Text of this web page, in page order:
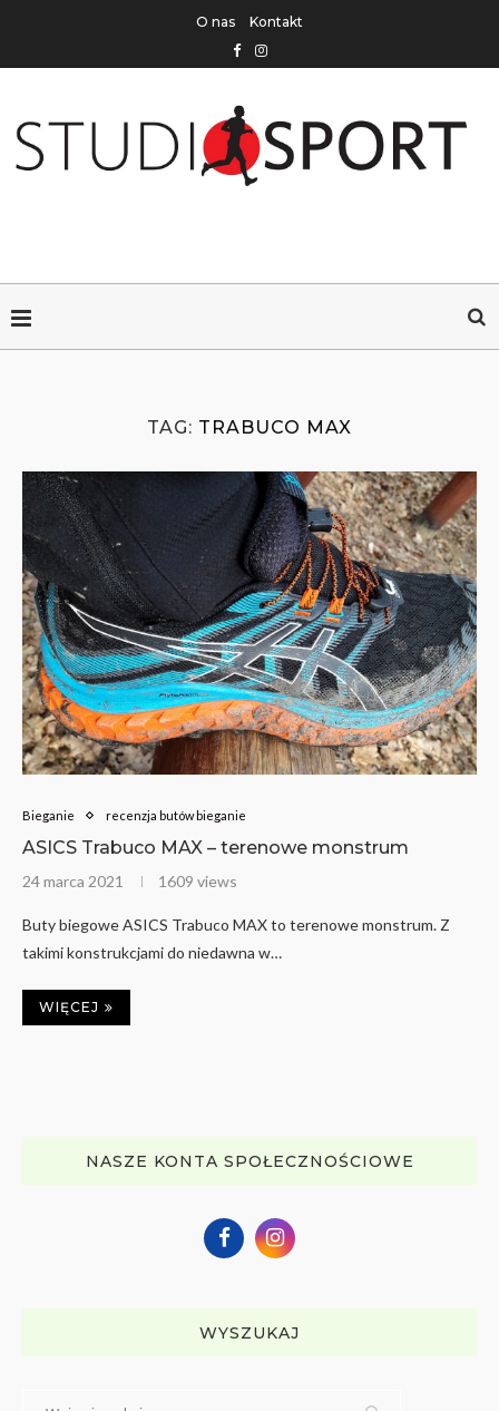
O nas Kontakt
TAG: TRABUCO MAX
Bieganie recenzja butów bieganie
ASICS Trabuco MAX – terenowe monstrum
24 marca 2021 1609 views
Buty biegowe ASICS Trabuco MAX to terenowe monstrum. Z
takimi konstrukcjami do niedawna w…
WIĘCEJ
NASZE KONTA SPOŁECZNOŚCIOWE
WYSZUKAJ